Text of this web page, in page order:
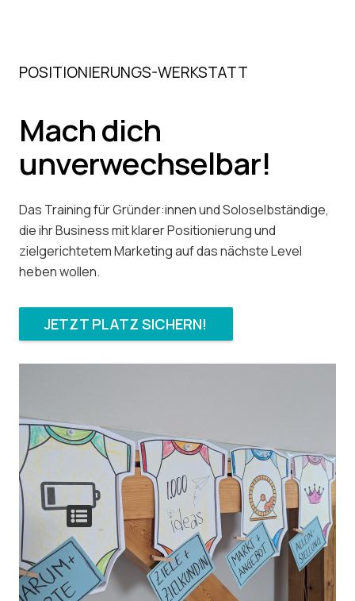
POSITIONIERUNGS-WERKSTATT
Mach dich
unverwechselbar!
Das Training für Gründer:innen und Soloselbständige,
die ihr Business mit klarer Positionierung und
zielgerichtetem Marketing auf das nächste Level
heben wollen.
JETZT PLATZ SICHERN!
Für wen?
Soloselbstständige mit
vielen Ideen & wenig Klarheit,
Coaches, Berater:innen, Kreative,
Dienstleister:innen
Wo?
Live Online
Gruppen-Calls mit Übungen &